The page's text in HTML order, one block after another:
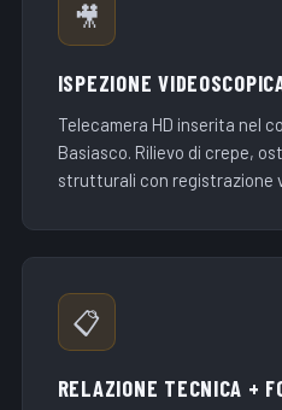
🎥
ISPEZIONE
Telecamera HD inserita nel
Basiasco. Rilievo di crepe,
strutturali con registrazione
📋
RELAZIONE TECNICA +